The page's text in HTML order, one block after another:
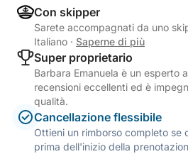
Con skipper
Sarete accompagnati da uno
Italiano · Saperne di più
Super proprietario
Barbara Emanuela è un esperto
recensioni eccellenti ed è
qualità.
Cancellazione flessibile
Ottieni un rimborso completo se
prima dell'inizio della